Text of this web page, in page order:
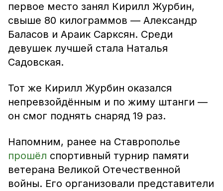
первое место занял Кирилл Журбин,
свыше 80 килограммов — Александр
Баласов и Араик Сарксян. Среди
девушек лучшей стала Наталья
Садовская.
Тот же Кирилл Журбин оказался
непревзойдённым и по жиму штанги —
он смог поднять снаряд 19 раз.
Напомним, ранее на Ставрополье
прошёл спортивный турнир памяти
ветерана Великой Отечественной
войны. Его организовали представители